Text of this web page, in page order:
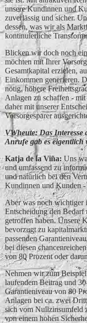
unsere Kundinnen und
zuverlässig und sicher.
dessen, was wir als
kontinuierliche
Blicken wir doch noch
möchten mit Ihrer
Gesamtkapital erzielen,
Einkommen generieren.
nötig, höhere
Anlagen zu schaffen - mit
daher mit unserer
Vorsorgesparer
VWheute: Das Interesse
Anrufe gab es eigentlich
Katja de la Vin͂a: Uns
und umfassend zu
und natürlich bei den
Kundinnen und Kunden -
Aber was noch wichtiger
Entscheidung den
getroffen haben. Unsere
bevorzugt zu
passenden
bei diesen
von 80 Prozent oder
Nehmen wir zum
laufendem Beitrag und
Garantieniveau von 80
Anlagen bei ca. zwei
sich vom Nullzinsumfeld
von einem hohen